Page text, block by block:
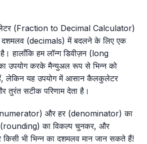
(Fraction to Decimal Calculator)
दशमलव (decimals) में बदलने के लिए एक
हालाँकि हम लॉन्ग डिवीज़न (long
उपयोग करके मैन्युअल रूप से भिन्न को
लेकिन यह उपयोग में आसान कैलकुलेटर
तुरंत सटीक परिणाम देता है।
और हर (denominator) का
(rounding) का विकल्प चुनकर, और
भी भिन्न का दशमलव मान जान सकते हैं!